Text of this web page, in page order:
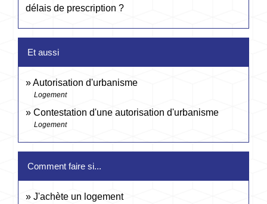
délais de prescription ?
Et aussi
Autorisation d'urbanisme
Logement
Contestation d'une autorisation d'urbanisme
Logement
Comment faire si...
J'achète un logement